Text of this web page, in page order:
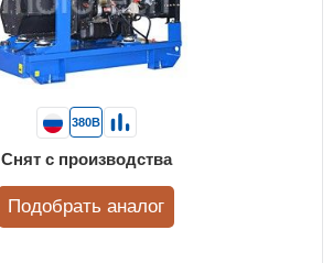
380В
Снят с производства
Подобрать аналог